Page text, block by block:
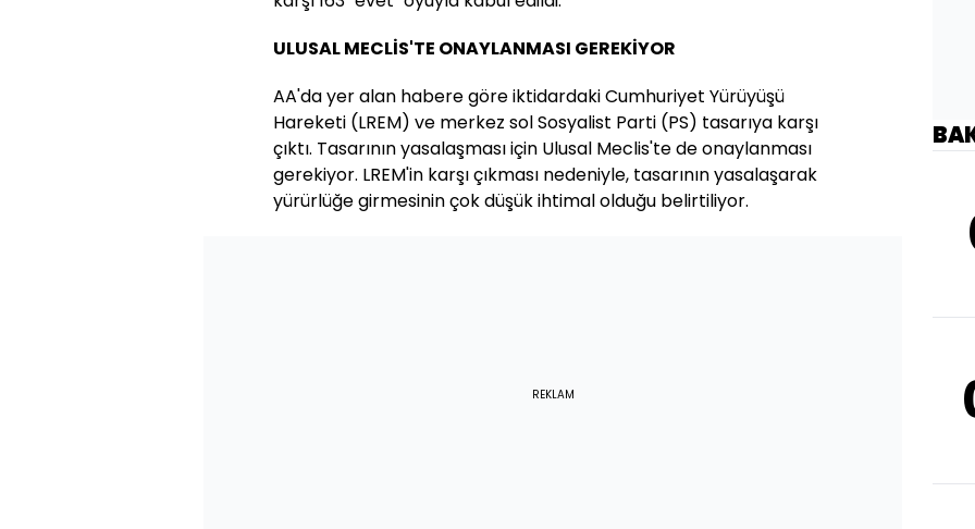
ULUSAL MECLİS'TE ONAYLANMASI GEREKİYOR
AA'da yer alan habere göre iktidardaki Cumhuriyet Yürüyüşü
Hareketi (LREM) ve merkez sol Sosyalist Parti (PS) tasarıya karşı
çıktı. Tasarının yasalaşması için Ulusal Meclis'te de onaylanması
gerekiyor. LREM'in karşı çıkması nedeniyle, tasarının yasalaşarak
yürürlüğe girmesinin çok düşük ihtimal olduğu belirtiliyor.
REKLAM